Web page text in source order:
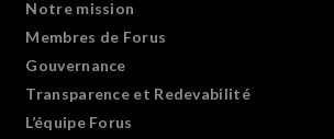
Notre mission
Membres de Forus
Gouvernance
Transparence et Redevabilité
L’équipe Forus